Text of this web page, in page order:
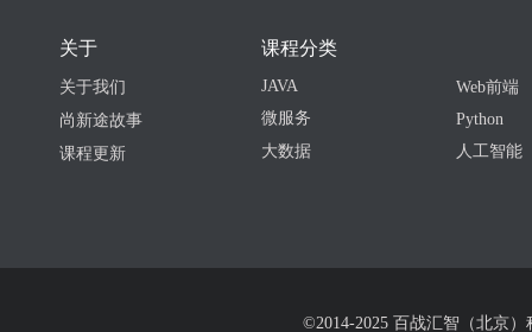
关于
关于我们
尚新途故事
课程更新
课程分类
JAVA
微服务
大数据
Web前端
Python
人工智能
©2014-2025 百战汇智（北京